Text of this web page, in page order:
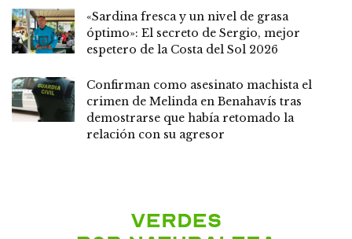
«Sardina fresca y un nivel de grasa
óptimo»: El secreto de Sergio, mejor
espetero de la Costa del Sol 2026
Confirman como asesinato machista el
crimen de Melinda en Benahavís tras
demostrarse que había retomado la
relación con su agresor